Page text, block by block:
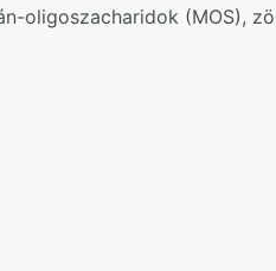
oligoszacharidok (MOS),